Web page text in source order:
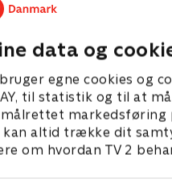
data og
egne cookies og
til statistik og til at
markedsføring
kan altid trække dit
om hvordan TV 2
beliggenhed